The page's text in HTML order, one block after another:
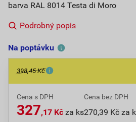
barva RAL 8014 Testa di Moro
Podrobný popis
Na poptávku
398,45 Kč
Cena s DPH
327,17 Kč za ks
Cena bez DPH
270,39 Kč za